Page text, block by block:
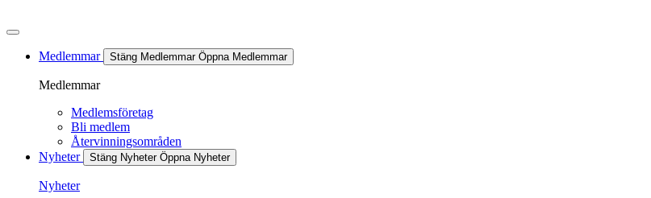
till
Medlemmar
Stäng Medlemmar Öppna Medlemmar
Medlemmar
Medlemsföretag
Bli medlem
Återvinningsområden
Nyheter
Stäng Nyheter Öppna Nyheter
Nyheter